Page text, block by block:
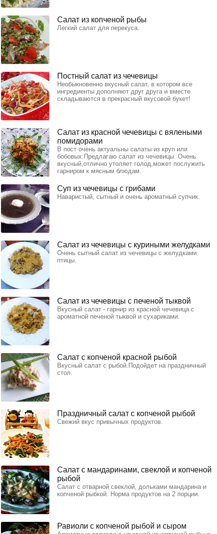
Салат из копченой рыбы
Легкий салат для перекуса.
Постный салат из чечевицы
Необыкновенно вкусный салат, в котором все
ингредиенты дополняют друг друга и вместе
складываются в прекрасный вкусовой букет!
Салат из красной чечевицы с вялеными
помидорами
В пост очень актуальны салаты из круп или
бобовых.Предлагаю салат из чечевицы. Очень
вкусный,отлично утоляет голод,может послужить
гарниром к мясным блюдам.
Суп из чечевицы с грибами
Наваристый, сытный и очень ароматный супчик.
Салат из чечевицы с куриными желудками
Очень сытный салат из чечевицы с желудками
птицы.
Салат из чечевицы с печеной тыквой
Вкусный салат - гарнир из красной чечевица с
ароматной печеной тыквой и сухариками.
Салат с копченой красной рыбой
Вкусный салат с рыбой.Подойдет на праздничный
стол.
Праздничный салат с копченой рыбой
Свежий вкус привычных продуктов.
Салат с мандаринами, свеклой и копченой
рыбой
Салат с отварной свеклой, дольками мандарина и
копченой рыбкой. Норма продуктов на 2 порции.
Равиоли с копченой рыбой и сыром